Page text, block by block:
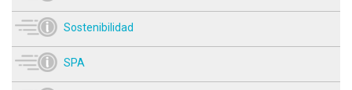
Sostenibilidad
SPA